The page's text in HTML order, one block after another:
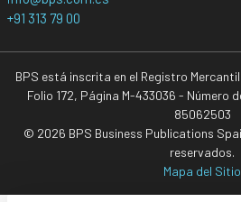
+91 313 79 00
BPS está inscrita en el Registro
Folio 172, Página M-433036 - Número
85062503
© 2026 BPS Business Publications
reservados.
Mapa del Sitio